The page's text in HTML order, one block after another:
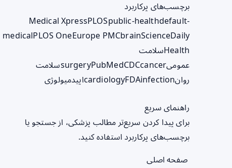
برچسب‌های پرکاربرد
Medical XpressPLOSpublic-healthdefault-
medicalPLOS OneEurope PMCbrainScienceDaily
Healthسلامت
عمومی
surgeryPubMedCDCcancer
سلامت
روان
cardiologyFDAinfection اپیدمیولوژی
راهنمای سریع
برای پیدا کردن سریع‌تر مطالب پزشکی، از جستجو یا
برچسب‌های پرکاربرد استفاده کنید.
صفحه اصلی